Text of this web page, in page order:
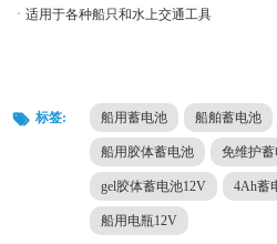
ㆍ适用于各种船只和水上交通工具
标签: 船用蓄电池 船舶蓄电池
船用胶体蓄电池 免维护
gel胶体蓄电池12V 4Ah蓄
船用电瓶12V